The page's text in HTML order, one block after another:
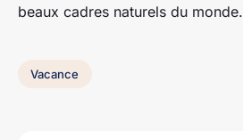
beaux cadres naturels du monde.
Vacance